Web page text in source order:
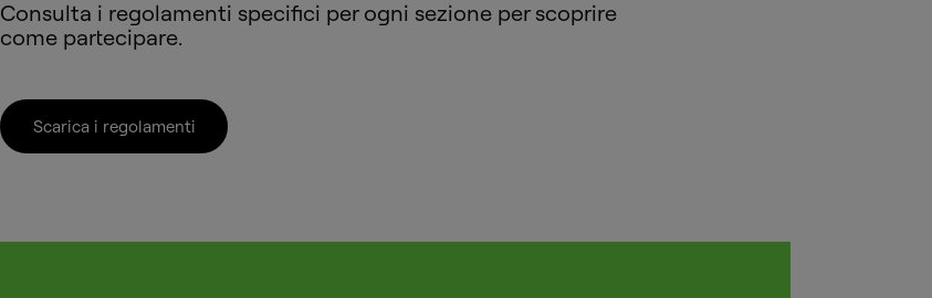
Consulta i regolamenti specifici per ogni sezione per scoprire
come partecipare.
Scarica i regolamenti